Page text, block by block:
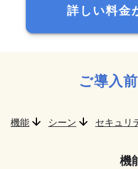
詳しい料金
ご導入
機能 シーン セキュリ
機